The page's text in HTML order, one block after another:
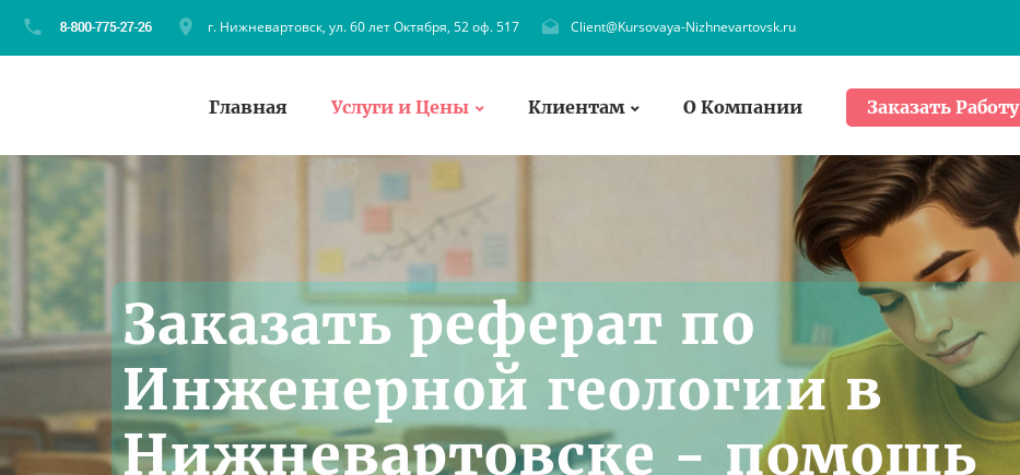
г. Нижневартовск, ул. 60 лет Октября, 52 оф. 517 Client@Kursovaya-Nizhnevartovsk.ru
Главная Услуги и Цены Клиентам О Компании Заказать Работу
Заказать реферат по
Инженерной геологии в
Нижневартовске - помощь